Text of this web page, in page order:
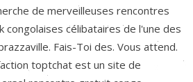
de merveilleuses rencontres
congolaises célibataires de l'une des
Fais-Toi des. Vous attend.
toptchat est un site de